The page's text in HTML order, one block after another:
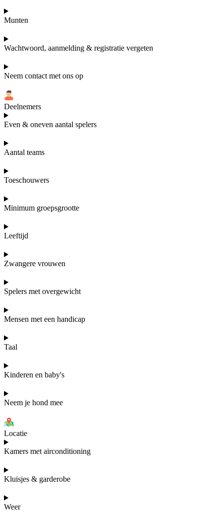
Munten
Wachtwoord, aanmelding & registratie vergeten
Neem contact met ons op
Deelnemers
Even & oneven aantal spelers
Aantal teams
Toeschouwers
Minimum groepsgrootte
Leeftijd
Zwangere vrouwen
Spelers met overgewicht
Mensen met een handicap
Taal
Kinderen en baby's
Neem je hond mee
Locatie
Kamers met airconditioning
Kluisjes & garderobe
Weer